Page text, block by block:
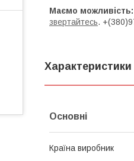
Маємо можливість:
звертайтесь.
Характеристики
Основні
Країна виробник